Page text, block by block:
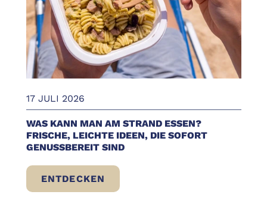
17 JULI 2026
WAS KANN MAN AM STRAND ESSEN?
FRISCHE, LEICHTE IDEEN, DIE SOFORT
GENUSSBEREIT SIND
ENTDECKEN
WAS KANN MAN AM STRAND ESSEN?